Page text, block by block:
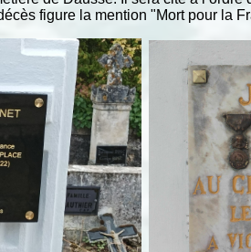
figure la mention "Mort pour la